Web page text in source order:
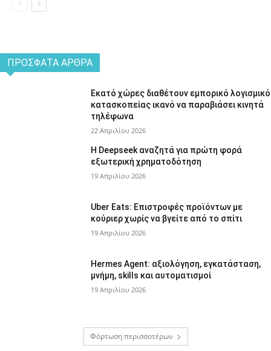
ΠΡΌΣΦΑΤΑ ΆΡΘΡΑ
Εκατό χώρες διαθέτουν εμπορικό λογισμικό
κατασκοπείας ικανό να παραβιάσει κινητά
τηλέφωνα
22 Απριλίου 2026
Η Deepseek αναζητά για πρώτη φορά
εξωτερική χρηματοδότηση
19 Απριλίου 2026
Uber Eats: Επιστροφές προϊόντων με
κούριερ χωρίς να βγείτε από το σπίτι
19 Απριλίου 2026
Hermes Agent: αξιολόγηση, εγκατάσταση,
μνήμη, skills και αυτοματισμοί
19 Απριλίου 2026
Φόρτωση περισσοτέρων